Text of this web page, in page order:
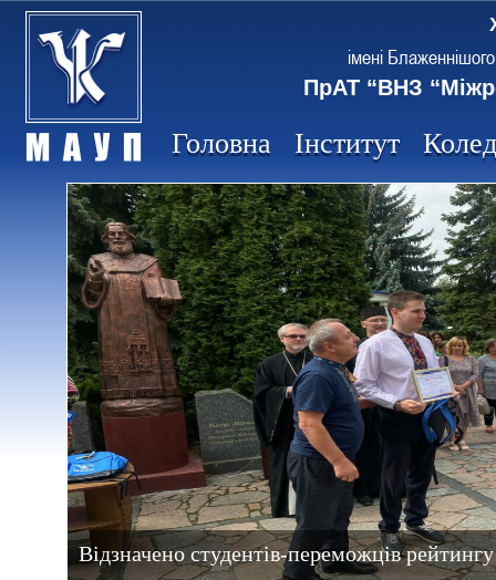
імені
ПрАТ “ВНЗ
Головна Інститут
Відзначено студентів-переможців